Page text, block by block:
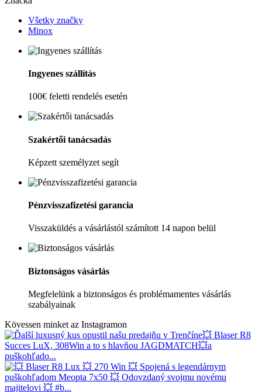
Všetky značky
Minox
Ingyenes szállítás
100€ feletti rendelés esetén
Szakértői tanácsadás
Képzett személyzet segít
Pénzvisszafizetési garancia
Visszaküldés a vásárlástól számított 14 napon belül
Biztonságos vásárlás
Megfelelünk a biztonságos és problémamentes vásárlás
szabályainak
Kövessen minket az Instagramon